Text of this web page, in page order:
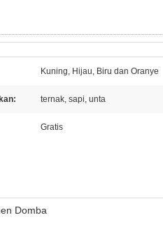
Kuning, Hijau, Biru dan Oranye
ternak, sapi, unta
Gratis
Domba